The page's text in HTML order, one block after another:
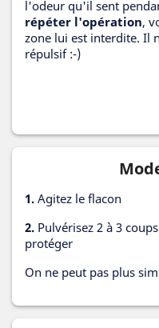
l'odeur qu'il sent
répéter l'opération,
zone lui est interdite. Il
répulsif :-)
1. Agitez le flacon
2. Pulvérisez 2 à 3
protéger
On ne peut pas plus